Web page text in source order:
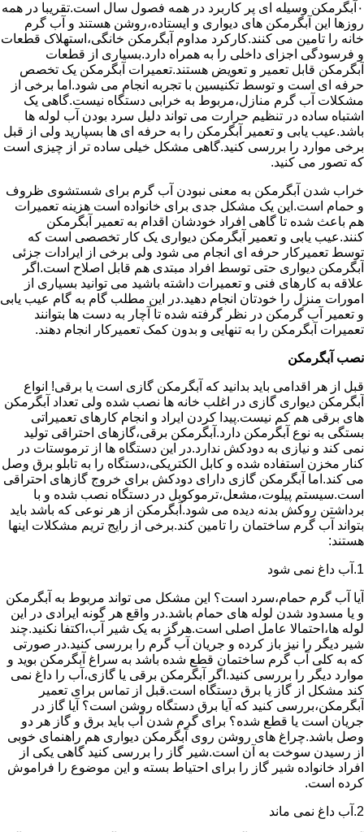
۰آبگرمکن وسیله ای پر کاربرد در همه فصول سال است.تقریبا در همه
روزها این آبگرمکن های دیواری و ایستاده،روشن هستند و آب گرم
خانه را تامین می کنند.کارکرد مداوم آبگرمکن خانگی،استهلاک قطعات
و فرسودگی اجزای داخلی را به همراه دارد.بسیاری از قطعات
آبگرمکن قابل تعمیر و تعویض هستند.تعمیرات آبگرمکن یک تخصص
حرفه ای است و توسط تکنیسین با تجربه انجام می شود.اما برخی از
مشکلات آب گرم منازل،مربوط به خرابی دستگاه نیست.گاهی یک
اشتباه ساده در تنظیم حرارت می تواند دلیل سرد بودن آب لوله ها
باشد.عیب یابی و تعمیر آبگرمکن را به حرفه ای ها بسپارید ولی از قبل
برخی موارد را بررسی کنید.گاهی مشکل خیلی ساده تر از چیزی است
که تصور می کنید.
خراب شدن آبگرمکن به معنی نبودن آب گرم برای شستشوی ظروف
و حمام است.این یک مشکل جدی برای خانواده است هزینه تعمیرات
هم باعث شده تا گاهی افراد خودشان اقدام به تعمیر آبگرمکن
کنند.عیب یابی و تعمیر آبگرمکن دیواری یک کار تخصصی است که
توسط تعمیرکار حرفه ای انجام می شود ولی برخی از ایرادات جزئی
آبگرمکن دیواری حتی توسط افراد مبتدی هم قابل اصلاح است.اگر
علاقه به کارهای فنی و تعمیرات داشته باشید می توانید بسیاری از
امورات منزل را خودتان انجام دهید.در این مطلب گام به گام عیب یابی
و تعمیر آب گرمکن در نظر گرفته شده تا آچار به دست ها بتوانند
تعمیرات آبگرمکن را به تنهایی و بدون کمک تعمیرکار انجام دهند.
نصب آبگرمکن
قبل از هر اقدامی باید بدانید که آبگرمکن گازی است یا برقی! انواع
آبگرمکن دیواری گازی در اغلب خانه ها نصب شده ولی تعداد آبگرمکن
های برقی هم کم نیست.پیدا کردن ایراد و انجام کارهای تعمیراتی
بستگی به نوع آبگرمکن دارد.آبگرمکن برقی،گازهای احتراقی تولید
نمی کند و نیازی به دودکش ندارد.در این دستگاه ها از ترموستات در
کنار مخزن استفاده شده و کابل الکتریکی،دستگاه را به تابلو برق وصل
می کند.اما آبگرمکن گازی دارای دودکش برای خروج گازهای احتراقی
است.سیستم پیلوت،مشعل،ترموکوبل در دستگاه نصب شده و با
برداشتن روکش بدنه دیده می شود.آبگرمکن از هر نوعی که باشد باید
بتواند آب گرم ساختمان را تامین کند.برخی از رایج تریم مشکلات اینها
هستند:
1.آب داغ نمی شود
آیا آب گرم حمام،سرد است؟ این مشکل می تواند مربوط به آبگرمکن
و یا مسدود شدن لوله های حمام باشد.در واقع هر گونه ایرادی در این
لوله ها،احتمالا عامل اصلی است.هرگز به یک شیر آب،اکتفا نکنید.چند
شیر دیگر را نیز باز کرده و جریان آب گرم را بررسی کنید.در صورتی
که به کلی آب گرم ساختمان قطع شده باشد به سراغ آبگرمکن بوید و
موارد دیگر را بررسی کنید.اگر آبگرمکن برقی یا گازی،آب را داغ نمی
کند مشکل از گاز یا برق دستگاه است.قبل از تماس برای تعمیر
آبگرمکن،بررسی کنید که آیا برق دستگاه روشن است؟ آیا گاز در
جریان است یا قطع شده؟ برای گرم شدن آب باید برق و گاز هر دو
وصل باشد.چراغ های روشن روی آبگرمکن دیواری هم راهنمای خوبی
از رسیدن سوخت به آن است.شیر گاز را بررسی کنید گاهی یکی از
افراد خانواده شیر گاز را برای احتیاط بسته و این موضوع را فراموش
کرده است.
2.آب داغ نمی ماند